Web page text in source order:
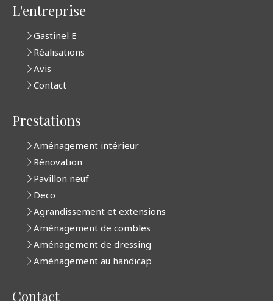
L'entreprise
Gastinel E
Réalisations
Avis
Contact
Prestations
Aménagement intérieur
Rénovation
Pavillon neuf
Deco
Agrandissement et extensions
Aménagement de combles
Aménagement de dressing
Aménagement au handicap
Contact